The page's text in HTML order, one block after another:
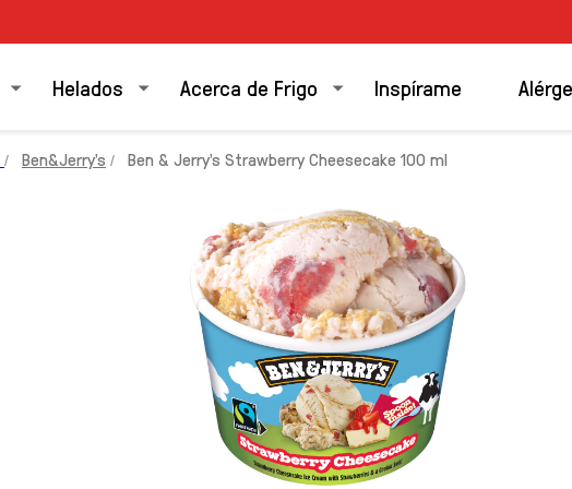
Helados Acerca de Frigo Inspírame
Ben&Jerry's Ben & Jerry's Strawberry Cheesecake 100 ml